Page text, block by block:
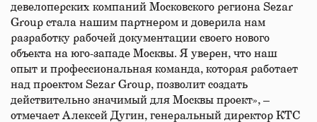
девелоперских компаний Московского региона Sezar
Group стала нашим партнером и доверила нам
разработку рабочей документации своего нового
объекта на юго-западе Москвы. Я уверен, что наш
опыт и профессиональная команда, которая работает
над проектом Sezar Group, позволит создать
действительно значимый для Москвы проект», –
отмечает Алексей Дугин, генеральный директор КТС